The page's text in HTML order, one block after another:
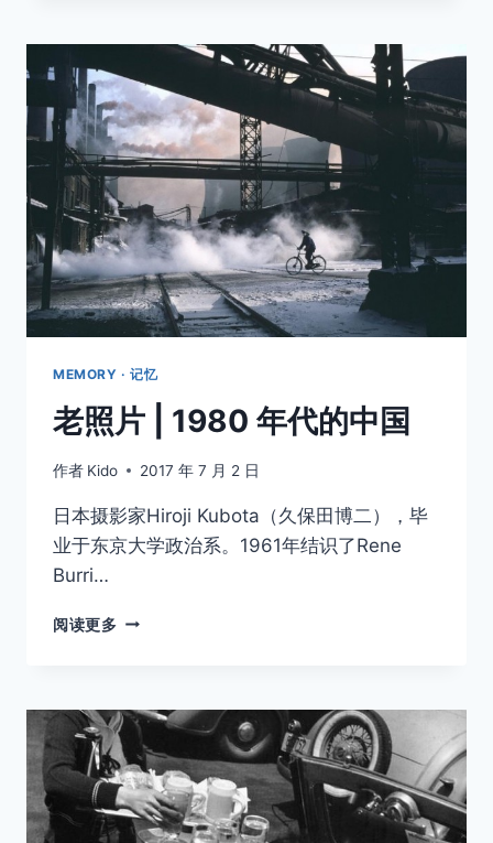
界
第
一
台
数
码
相
机
长
啥
样
么？
MEMORY · 记忆
老照片 | 1980 年代的中国
作者 Kido 2017 年 7 月 2 日
日本摄影家Hiroji Kubota（久保田博二），毕
业于东京大学政治系。1961年结识了Rene
Burri…
阅读更多 老
1980
年
代
的
中
国